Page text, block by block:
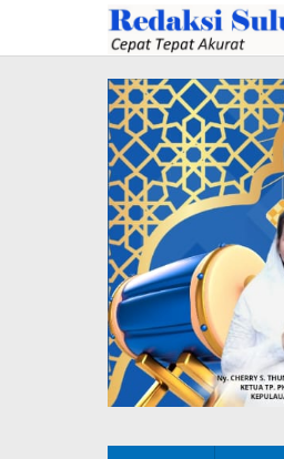
konten